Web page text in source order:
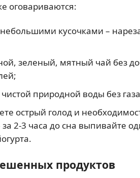
оговариваются:
кусочками –
зеленый, мятный чай без
природной воды без
острый голод и
2-3 часа до сна выпивайте
продуктов